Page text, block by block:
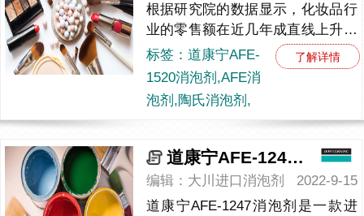
根据研究院的数据显示，化妆品行
业的零售额在近几年成直线上升的
趋势，无论是男女老少似乎都会有
化妆的需求。而妆容也代表着一个
人的精神气度，是每个人魅力的
体...
标签：道康宁AFE-
1520消泡剂,AFE消
泡剂,陶氏消泡剂,
了解详情
道康宁AFE-1247消泡剂，涂（图）的就是让您满意！
2022-9-15
编辑：大川进口消泡剂
道康宁AFE-1247消泡剂是一款进